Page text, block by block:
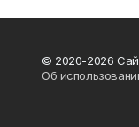
© 2020-2026
Об